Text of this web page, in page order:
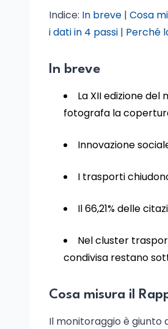
Indice: In breve | Cosa
i dati in 4 passi | Perché
In breve
La XII edizione
fotografa la
Innovazione
I trasporti
Il 66,21% delle
Nel cluster
condivisa restano
Cosa misura il
Il monitoraggio è giunto